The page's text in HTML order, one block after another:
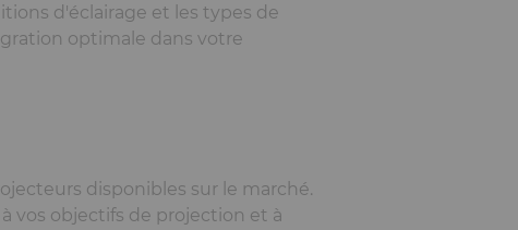
d'éclairage et les types de
optimale dans votre
disponibles sur le marché.
vos objectifs de projection et à